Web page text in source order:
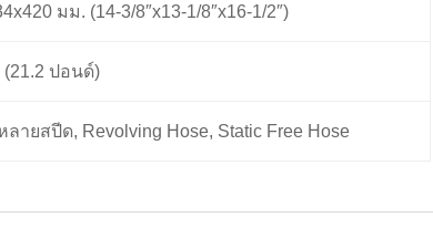
มม. (14-3/8″x13-1/8″x16-1/2″)
(21.2 ปอนด์)
ลายสปีด, Revolving Hose, Static Free Hose